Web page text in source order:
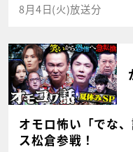
8月4日(火)放送分
オモロ怖い「でな
ス松倉参戦！